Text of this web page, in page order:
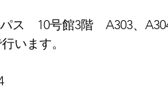
ス　10号館3階　A303、
ます。